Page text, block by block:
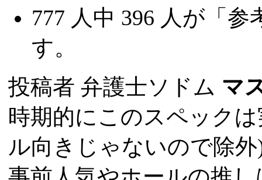
777 人中 396 人が「参
す。
投稿者 弁護士ソドム マ
時期的にこのスペック
ル向きじゃないので除外